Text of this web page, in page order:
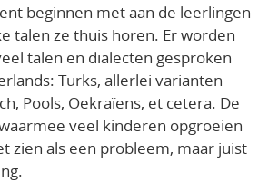
beginnen met aan de leerlingen
talen ze thuis horen. Er worden
talen en dialecten gesproken
Turks, allerlei varianten
Pools, Oekraïens, et cetera. De
veel kinderen opgroeien
zien als een probleem, maar juist